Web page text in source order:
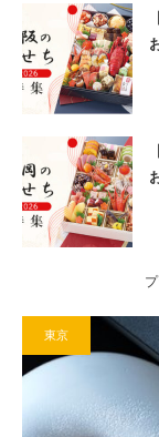
東京